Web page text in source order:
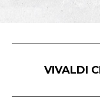
VIVALDI